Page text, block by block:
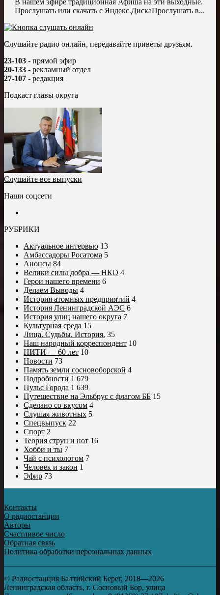
Прослушать или скачать с Яндекс.ДискаПрослушать в...
Слушайте радио онлайн, передавайте приветы друзьям.
23-103 - прямой эфир
20-133 - рекламный отдел
27-107 - редакция
Подкаст главы округа
Слушайте все выпуски
Наши соцсети
РУБРИКИ
Актуальное интервью 13
Амбассадоры Росатома 5
Анонсы 84
Велики силы добра — НКО 4
Герои нашего времени 6
Делаем Выводы 4
История атомных предприятий 4
История Ленинградской АЭС 6
История улиц нашего округа 7
Культурная среда 15
Лица. Судьбы. История. 35
Наш народный корреспондент 10
НИТИ — 60 лет 10
Новости 73
Память земли сосновоборской 4
Подробности 1 679
Пульс Города 1 639
Путешествие на Эльбрус с флагом ББ 15
Сделано со вкусом 4
Слушая животных 5
Спецвыпуск 22
Спорт 2
Теория струн и нот 16
Хобби и ты 7
Чай с психологом 7
Человек и закон 1
Эфир 73
Контакты
О радиостанции
Авторы
Счастливое число
Обратная связь
Политика обработки персональных данных
© Радиостанция Балтийский Берег, 2018—2026
Ленинградская область, г. Сосновый Бор, улица